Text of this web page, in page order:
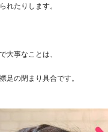
れたりします。
大事なことは、
足の閉まり具合です。